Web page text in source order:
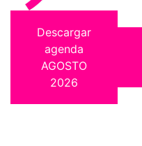
Descargar
agenda
AGOSTO
2026